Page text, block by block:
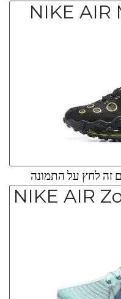
NIKE AIR
זה לחץ על התמונה
NIKE AIR